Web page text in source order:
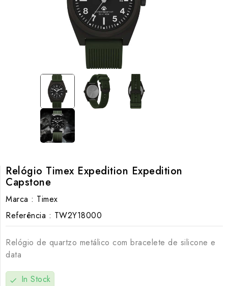
Relógio Timex Expedition Expedition
Capstone
Marca : Timex
Referência : TW2Y18000
Relógio de quartzo metálico com bracelete de silicone e
data
check In Stock